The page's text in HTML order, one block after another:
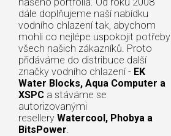
dále doplňujeme naší nabídku
vodního chlazení tak, abychom
mohli co nejlépe uspokojit potřeby
všech našich zákazníků. Proto
přidáváme do distribuce další
značky vodního chlazení - EK
Water Blocks, Aqua Computer a
XSPC a stáváme se
autorizovanými
resellery Watercool, Phobya a
BitsPower.